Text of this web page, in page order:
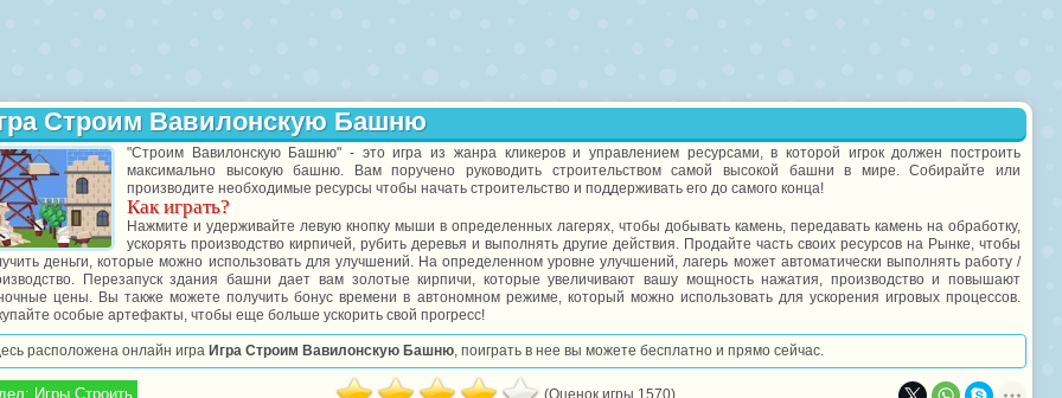
Строим Вавилонскую Башню
"Строим Вавилонскую Башню" - это игра из жанра кликеров и управлением ресурсами, в которой игрок должен построить
максимально высокую башню. Вам поручено руководить строительством самой высокой башни в мире. Собирайте или
производите необходимые ресурсы чтобы начать строительство и поддерживать его до самого конца!
Как играть?
Нажмите и удерживайте левую кнопку мыши в определенных лагерях, чтобы добывать камень, передавать камень на обработку,
ускорять производство кирпичей, рубить деревья и выполнять другие действия. Продайте часть своих ресурсов на Рынке, чтобы
деньги, которые можно использовать для улучшений. На определенном уровне улучшений, лагерь может автоматически выполнять работу /
Перезапуск здания башни дает вам золотые кирпичи, которые увеличивают вашу мощность нажатия, производство и повышают
цены. Вы также можете получить бонус времени в автономном режиме, который можно использовать для ускорения игровых процессов.
особые артефакты, чтобы еще больше ускорить свой прогресс!
расположена онлайн игра Игра Строим Вавилонскую Башню, поиграть в нее вы можете бесплатно и прямо сейчас.
Игры Строить (Оценок игры 1570)